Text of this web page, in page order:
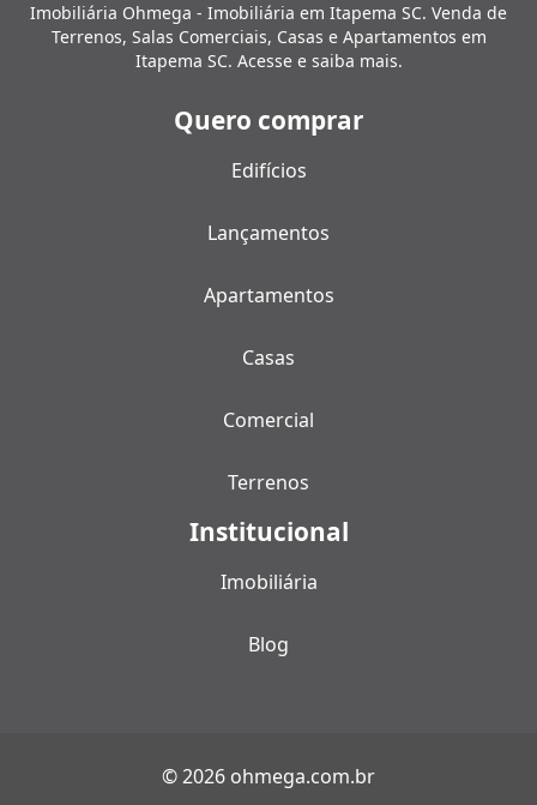
Imobiliária Ohmega - Imobiliária em Itapema SC. Venda de
Terrenos, Salas Comerciais, Casas e Apartamentos em
Itapema SC. Acesse e saiba mais.
Quero comprar
Edifícios
Lançamentos
Apartamentos
Casas
Comercial
Terrenos
Institucional
Imobiliária
Blog
© 2026 ohmega.com.br